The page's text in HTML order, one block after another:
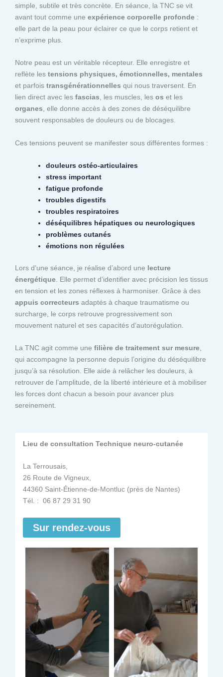
simple, subtile et très concrète. En séance, la TNC se vit
avant tout comme une expérience corporelle profonde :
elle part de la peau pour éclairer ce que le corps retient et
n’exprime plus.
Notre peau est un véritable récepteur. Elle enregistre et
reflète les tensions physiques, émotionnelles, mentales
et parfois transgénérationnelles qui nous traversent. En
lien direct avec les fascias, les muscles, les os et les
organes, elle donne accès à des zones de déséquilibre
souvent responsables de douleurs ou de blocages.
Ces tensions peuvent se manifester sous différentes formes :
douleurs ostéo-articulaires
stress important
fatigue profonde
troubles digestifs
troubles respiratoires
déséquilibres hépatiques ou neurologiques
problèmes cutanés
émotions non régulées
Lors d’une séance, je réalise d’abord une lecture
énergétique . Elle permet d’identifier avec précision les tissus
en tension et les zones réflexes à harmoniser. Grâce à des
appuis correcteurs adaptés à chaque traumatisme ou
surcharge, le corps retrouve progressivement son
mouvement naturel et ses capacités d’autorégulation.
La TNC agit comme une filière de traitement sur mesure,
qui accompagne la personne depuis l’origine du déséquilibre
jusqu’à sa résolution. Elle aide à relâcher les douleurs, à
retrouver de l’amplitude, de la liberté intérieure et à mobiliser
les forces dont chacun a besoin pour avancer plus
sereinement.
Lieu de consultation Technique neuro-cutanée
La Terrousais,
26 Route de Vigneux,
44360 Saint-Étienne-de-Montluc (près de Nantes)
Tél. : 06 87 29 31 90
Sur rendez-vous